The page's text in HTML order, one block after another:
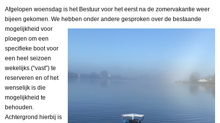
Afgelopen woensdag is het Bestuur voor het eerst na de zomervakantie weer
bijeen gekomen. We hebben onder andere gesproken over de bestaande
mogelijkheid voor
ploegen om een
specifieke boot voor
een heel seizoen
wekelijks (“vast”) te
reserveren en of het
wenselijk is die
mogelijkheid te
behouden.
Achtergrond hierbij is